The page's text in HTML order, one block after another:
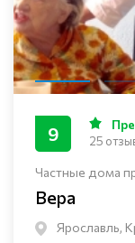
Частные дома
Вера
Ярославль,
9 25